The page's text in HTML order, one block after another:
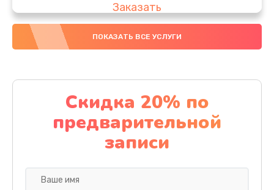
Заказать
Комплексная чистка
Заказать
Замена дисплея (экрана)
2000 руб.
Заказать
Ремонт платы электроники
ПОКАЗАТЬ ВСЕ УСЛУГИ
Скидка 20% по
предварительной
записи